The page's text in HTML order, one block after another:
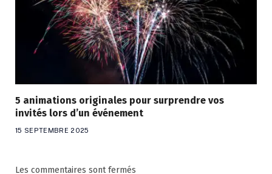
5 animations originales pour surprendre vos
invités lors d’un événement
15 SEPTEMBRE 2025
Les commentaires sont fermés